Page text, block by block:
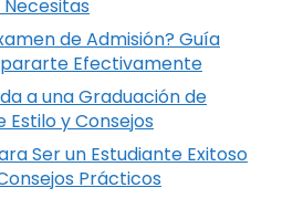
Necesitas
de Admisión? Guía
Efectivamente
a una Graduación de
Estilo y Consejos
Ser un Estudiante Exitoso
Prácticos